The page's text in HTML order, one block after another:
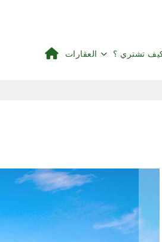
العقارات تشتري ؟